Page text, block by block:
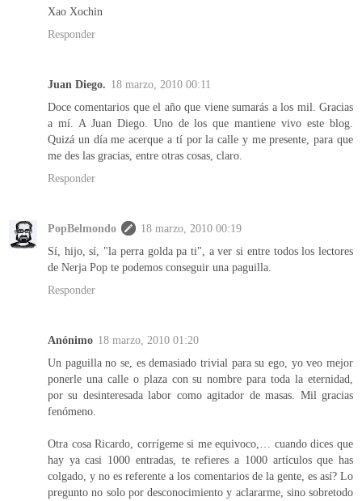
Xao Xochin
Responder
Juan Diego. 18 marzo, 2010 00:11
Doce comentarios que el año que viene sumarás a los mil. Gracias
a mí. A Juan Diego. Uno de los que mantiene vivo este blog.
Quizá un día me acerque a tí por la calle y me presente, para que
me des las gracias, entre otras cosas, claro.
Responder
PopBelmondo
18 marzo, 2010 00:19
Sí, hijo, sí, "la perra golda pa ti", a ver si entre todos los lectores
de Nerja Pop te podemos conseguir una paguilla.
Responder
Anónimo 18 marzo, 2010 01:20
Un paguilla no se, es demasiado trivial para su ego, yo veo mejor
ponerle una calle o plaza con su nombre para toda la eternidad,
por su desinteresada labor como agitador de masas. Mil gracias
fenómeno.
Otra cosa Ricardo, corrígeme si me equivoco,… cuando dices que
hay ya casi 1000 entradas, te refieres a 1000 artículos que has
colgado, y no es referente a los comentarios de la gente, es así? Lo
pregunto no solo por desconocimiento y aclararme, sino sobretodo